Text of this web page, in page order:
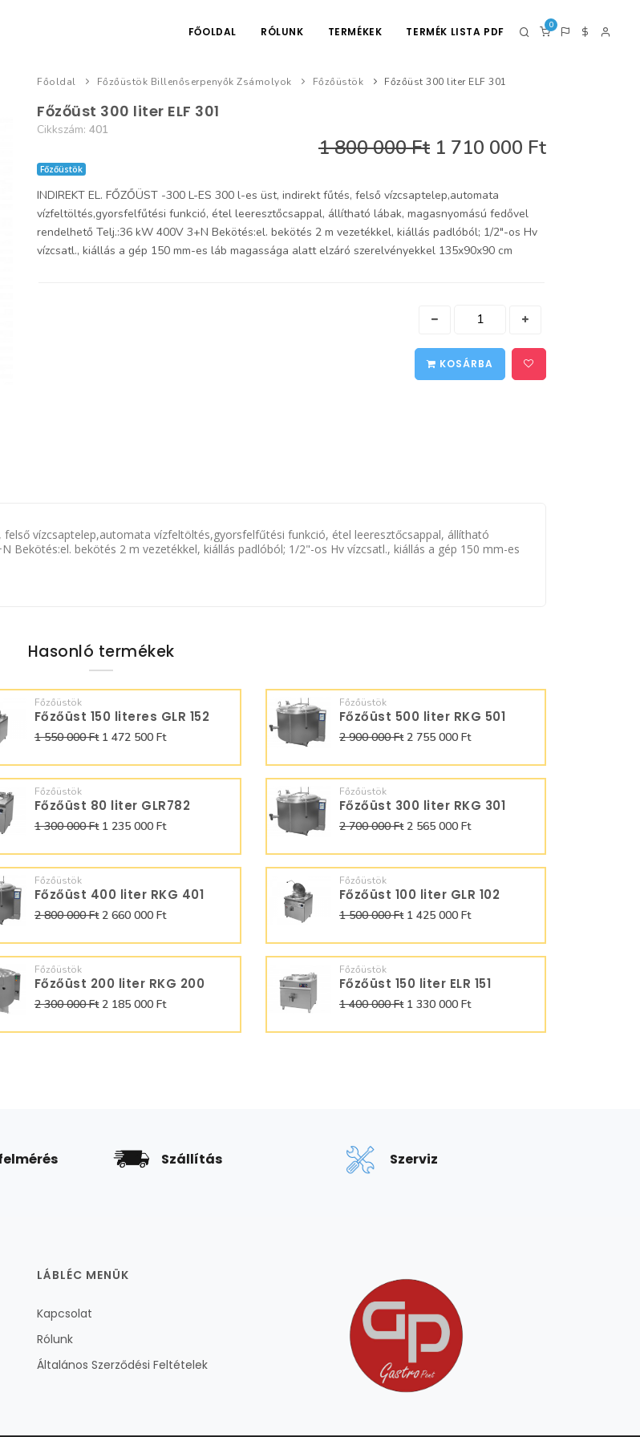
0
FŐOLDAL RÓLUNK TERMÉKEK TERMÉK LISTA PDF
Főoldal Főzőüstök Billenőserpenyők Zsámolyok Főzőüstök Főzőüst 300 liter ELF 301
Főzőüst 300 liter ELF 301
Cikkszám: 401
1 800 000 Ft 1 710 000 Ft
Főzőüstök
INDIREKT EL. FŐZŐÜST -300 L-ES 300 l-es üst, indirekt fűtés, felső vízcsaptelep,automata
vízfeltöltés,gyorsfelfűtési funkció, étel leeresztőcsappal, állítható lábak, magasnyomású fedővel
rendelhető Telj.:36 kW 400V 3+N Bekötés:el. bekötés 2 m vezetékkel, kiállás padlóból; 1/2"-os Hv
vízcsatl., kiállás a gép 150 mm-es láb magassága alatt elzáró szerelvényekkel 135x90x90 cm
KOSÁRBA
felső vízcsaptelep,automata vízfeltöltés,gyorsfelfűtési funkció, étel leeresztőcsappal, állítható
Bekötés:el. bekötés 2 m vezetékkel, kiállás padlóból; 1/2"-os Hv vízcsatl., kiállás a gép 150 mm-es
Hasonló termékek
Főzőüstök
Főzőüst 150 literes GLR 152
1 550 000 Ft1 472 500 Ft
Főzőüstök
Főzőüst 500 liter RKG 501
2 900 000 Ft2 755 000 Ft
Főzőüstök
Főzőüst 80 liter GLR782
1 300 000 Ft1 235 000 Ft
Főzőüstök
Főzőüst 300 liter RKG 301
2 700 000 Ft2 565 000 Ft
Főzőüstök
Főzőüst 400 liter RKG 401
2 800 000 Ft2 660 000 Ft
Főzőüstök
Főzőüst 100 liter GLR 102
1 500 000 Ft1 425 000 Ft
Főzőüstök
Főzőüst 200 liter RKG 200
2 300 000 Ft2 185 000 Ft
Főzőüstök
Főzőüst 150 liter ELR 151
1 400 000 Ft1 330 000 Ft
Szállítás Szerviz
LÁBLÉC MENÜK
Kapcsolat
Rólunk
Általános Szerződési Feltételek